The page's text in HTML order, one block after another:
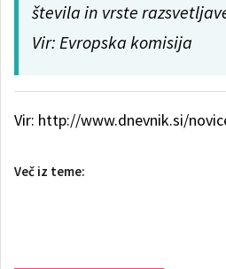
števila in vrste
Vir: Evropska komisija
Vir: http://www.dnevnik.si/
Več iz teme: